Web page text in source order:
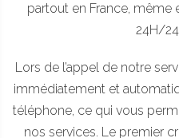
partout en France, même
24H/
Lors de l’appel de notre
immédiatement et
téléphone, ce qui vous
nos services. Le premier